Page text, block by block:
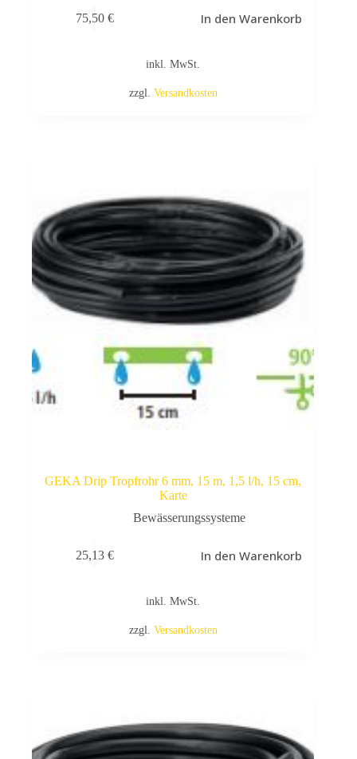
75,50 € In den Warenkorb
inkl. MwSt.
zzgl. Versandkosten
GEKA Drip Tropfrohr 6 mm, 15 m, 1,5 l/h, 15 cm,
Karte
Bewässerungssysteme
25,13 € In den Warenkorb
inkl. MwSt.
zzgl. Versandkosten